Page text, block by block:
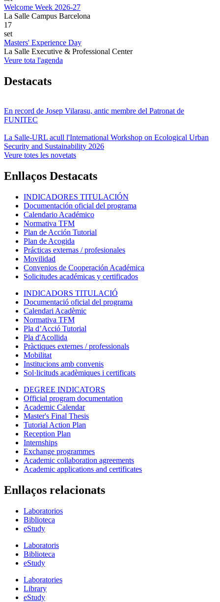
Welcome Week 2026-27
La Salle Campus Barcelona
17
set
Masters' Experience Day
La Salle Executive & Professional Center
Veure tota l'agenda
Destacats
En record de Josep Vilarasu, antic membre del Patronat de
FUNITEC
La Salle-URL acull l'International Workshop on Ecological Urban
Security and Sustainability 2026
Veure totes les novetats
Enllaços Destacats
INDICADORES TITULACIÓN
Documentación oficial del programa
Calendario Académico
Normativa TFM
Plan de Acción Tutorial
Plan de Acogida
Prácticas externas / profesionales
Movilidad
Convenios de Cooperación Académica
Solicitudes académicas y certificados
INDICADORS TITULACIÓ
Documentació oficial del programa
Calendari Acadèmic
Normativa TFM
Pla d’Acció Tutorial
Pla d'Acollida
Pràctiques externes / professionals
Mobilitat
Institucions amb convenis
Sol·licituds acadèmiques i certificats
DEGREE INDICATORS
Official program documentation
Academic Calendar
Master's Final Thesis
Tutorial Action Plan
Reception Plan
Internships
Exchange programmes
Academic collaboration agreements
Academic applications and certificates
Enllaços relacionats
Laboratorios
Biblioteca
eStudy
Laboratoris
Biblioteca
eStudy
Laboratories
Library
eStudy